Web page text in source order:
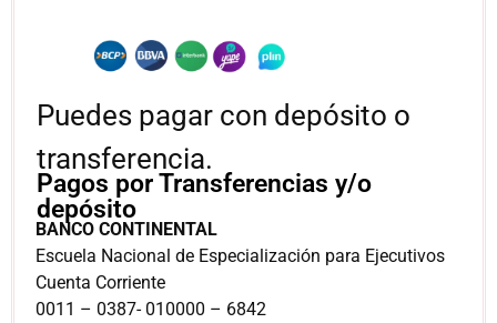
Puedes pagar con depósito o
transferencia.
BANCO CONTINENTAL
Escuela Nacional de Especialización para Ejecutivos
Cuenta Corriente
0011 – 0387- 010000 – 6842
Pagos por Transferencias y/o
depósito